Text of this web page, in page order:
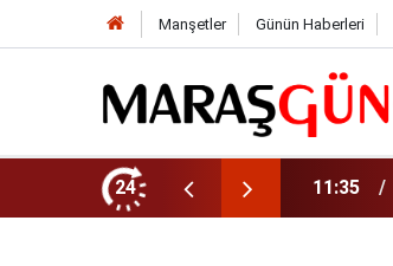
Manşetler Günün Haberleri
24
Müdür Ataması 10:14